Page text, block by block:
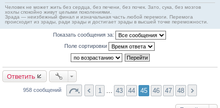
Человек не может жить без сердца, без печени, без почек. Зато, сука, без мозгов
хохлы спокойно живут целыми поколениями.
Зрада — неизбежный финал и изначальная часть любой перемоги. Перемога
происходит из зрады, ради зрады и достигает зрады в высшей точке переможности.
Показать сообщения за:
Поле сортировки
Ответить
958 сообщений 1 43 44 45 46 47 48